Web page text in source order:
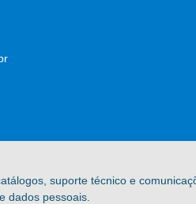
suporte técnico e
dados pessoais.